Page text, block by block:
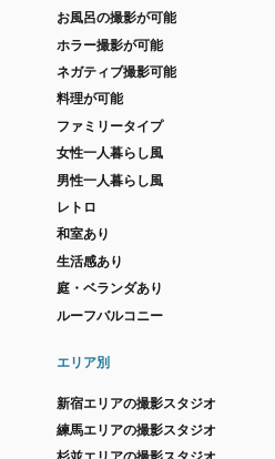
お風呂の撮影が可能
ホラー撮影が可能
ネガティブ撮影可能
料理が可能
ファミリータイプ
女性一人暮らし風
男性一人暮らし風
レトロ
和室あり
生活感あり
庭・ベランダあり
ルーフバルコニー
エリア別
新宿エリアの撮影スタジオ
練馬エリアの撮影スタジオ